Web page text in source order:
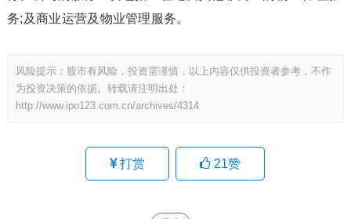
务;及商业运营及物业管理服务。
风险提示：股市有风险，投资需谨慎，以上内容仅供投资者参考，不作
为投资决策的依据。转载请注明出处：
http://www.ipo123.com.cn/archives/4314
打赏 21赞